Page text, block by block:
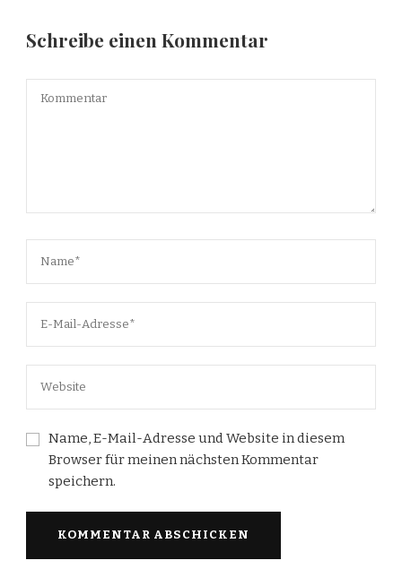
Schreibe einen Kommentar
Name, E-Mail-Adresse und Website in diesem
Browser für meinen nächsten Kommentar
speichern.